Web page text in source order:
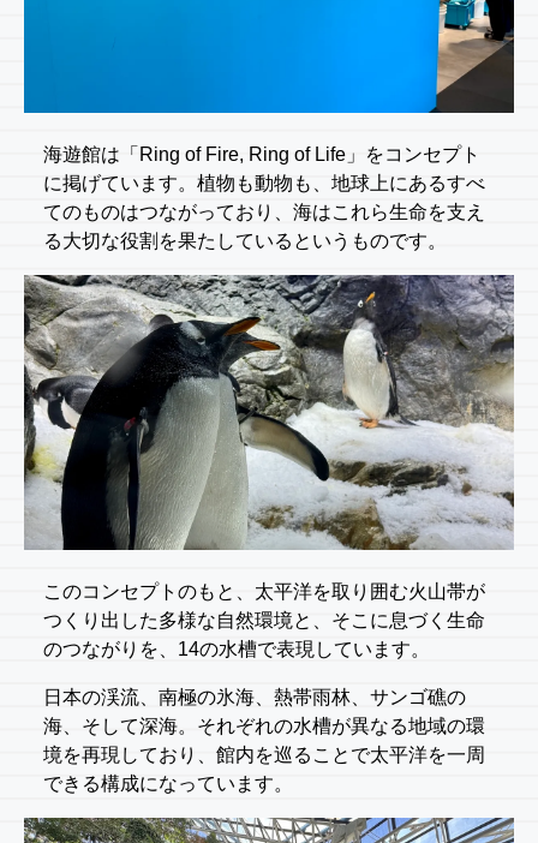
海遊館は「Ring of Fire, Ring of Life」をコンセプト
に掲げています。植物も動物も、地球上にあるすべ
てのものはつながっており、海はこれら生命を支え
る大切な役割を果たしているというものです。
このコンセプトのもと、太平洋を取り囲む火山帯が
つくり出した多様な自然環境と、そこに息づく生命
のつながりを、14の水槽で表現しています。
日本の渓流、南極の氷海、熱帯雨林、サンゴ礁の
海、そして深海。それぞれの水槽が異なる地域の環
境を再現しており、館内を巡ることで太平洋を一周
できる構成になっています。